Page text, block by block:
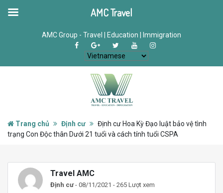
AMC Group - Travel | Education | Immigration
Trang chủ Định cư
Định cư Hoa Kỳ Đạo luật bảo vệ tình
trạng Con Độc thân Dưới 21 tuổi và cách tính tuổi CSPA
Travel AMC
Định cư - 08/11/2021 - 265 Lượt xem
AMC Travel